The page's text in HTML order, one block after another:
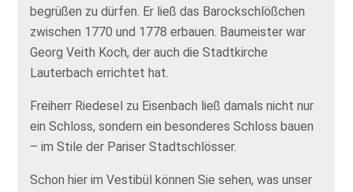
begrüßen zu dürfen. Er ließ das Barockschlößchen
zwischen 1770 und 1778 erbauen. Baumeister war
Georg Veith Koch, der auch die Stadtkirche
Lauterbach errichtet hat.
Freiherr Riedesel zu Eisenbach ließ damals nicht nur
ein Schloss, sondern ein besonderes Schloss bauen
– im Stile der Pariser Stadtschlösser.
Schon hier im Vestibül können Sie sehen, was unser